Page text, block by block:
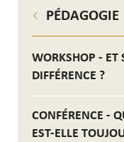
PÉDAGOGIE
WORKSHOP - ET
DIFFÉRENCE ?
CONFÉRENCE -
EST-ELLE